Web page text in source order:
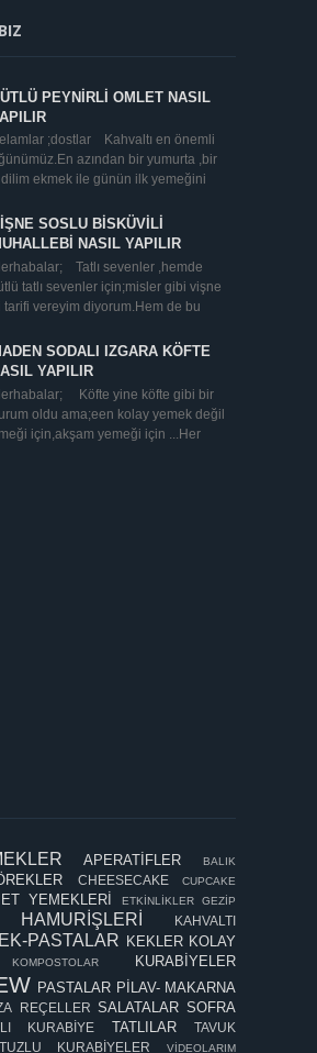
PEYNİRLİ OMLET NASIL
;dostlar Kahvaltı en önemli
azından bir yumurta ,bir
ekmek ile günün ilk yemeğini
SOSLU BİSKÜVİLİ
NASIL YAPILIR
Tatlı sevenler ,hemde
tatlı sevenler için;misler gibi vişne
vereyim diyorum.Hem de bu
SODALI IZGARA KÖFTE
YAPILIR
Köfte yine köfte gibi bir
oldu ama;een kolay yemek değil
için,akşam yemeği için ...Her
APERATİFLER
BALIK
CHEESECAKE
CUPCAKE
ET YEMEKLERİ ETKİNLİKLER
GEZİP
HAMURİŞLERİ
KAHVALTI
PASTALAR KEKLER KOLAY
KOMPOSTOLAR KURABİYELER
PASTALAR PİLAV- MAKARNA
REÇELLER SALATALAR SOFRA
KURABİYE TATLILAR
TAVUK
TUZLU KURABİYELER VİDEOLARIM